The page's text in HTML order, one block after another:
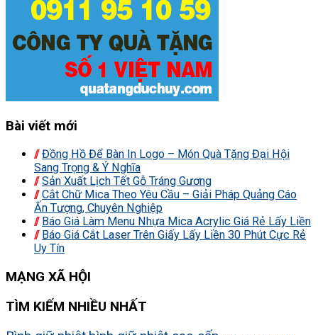
Bài viết mới
Đồng Hồ Để Bàn In Logo – Món Quà Tặng Đại Hội
Sang Trọng & Ý Nghĩa
Sản Xuất Lịch Tết Gỗ Tráng Gương
Cắt Chữ Mica Theo Yêu Cầu – Giải Pháp Quảng Cáo
Ấn Tượng, Chuyên Nghiệp
Báo Giá Làm Menu Nhựa Mica Acrylic Giá Rẻ Lấy Liền
Báo Giá Cắt Laser Trên Giấy Lấy Liền 30 Phút Cực Rẻ
Uy Tín
MẠNG XÃ HỘI
TÌM KIẾM NHIỀU NHẤT